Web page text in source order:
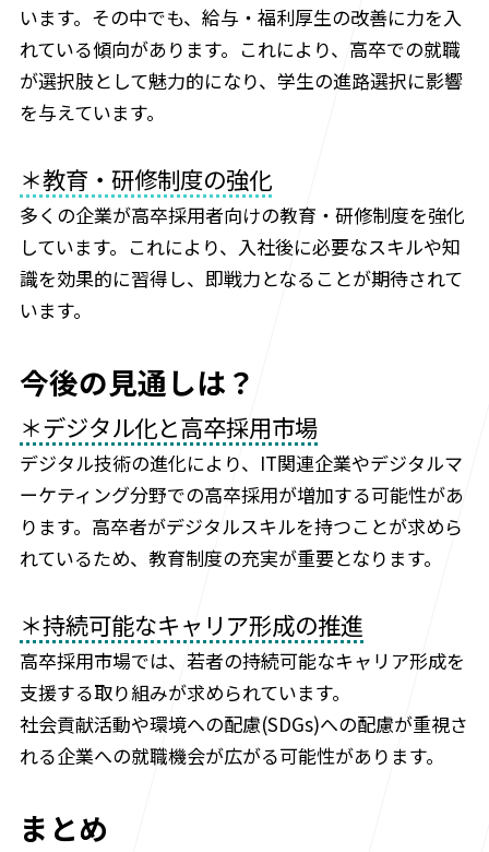
います。その中でも、給与・福利厚生の改善に力を入
れている傾向があります。これにより、高卒での就職
が選択肢として魅力的になり、学生の進路選択に影響
を与えています。
＊教育・研修制度の強化
多くの企業が高卒採用者向けの教育・研修制度を強化
しています。これにより、入社後に必要なスキルや知
識を効果的に習得し、即戦力となることが期待されて
います。
今後の見通しは？
＊デジタル化と高卒採用市場
デジタル技術の進化により、IT関連企業やデジタルマ
ーケティング分野での高卒採用が増加する可能性があ
ります。高卒者がデジタルスキルを持つことが求めら
れているため、教育制度の充実が重要となります。
＊持続可能なキャリア形成の推進
高卒採用市場では、若者の持続可能なキャリア形成を
支援する取り組みが求められています。
社会貢献活動や環境への配慮(SDGs)への配慮が重視さ
れる企業への就職機会が広がる可能性があります。
まとめ